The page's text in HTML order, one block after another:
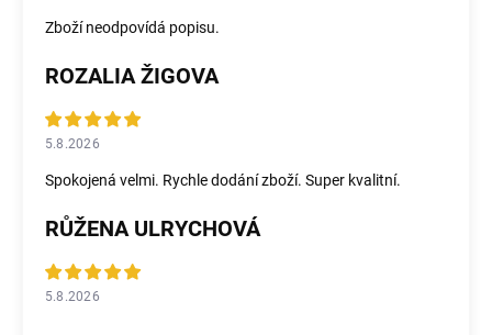
Zboží neodpovídá popisu.
ROZALIA ŽIGOVA
5.8.2026
Spokojená velmi. Rychle dodání zboží. Super kvalitní.
RŮŽENA ULRYCHOVÁ
5.8.2026